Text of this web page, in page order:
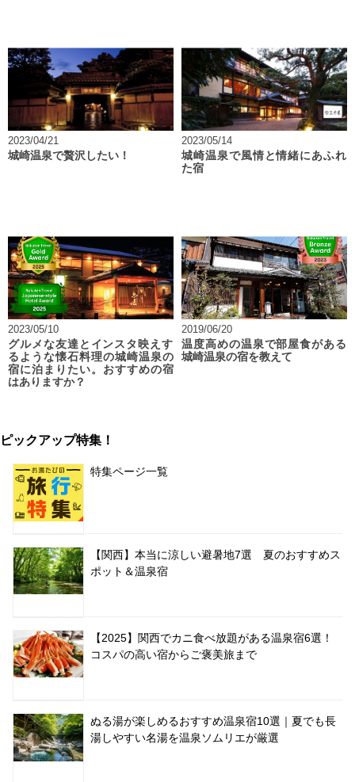
2023/04/21
城崎温泉で贅沢したい！
2023/05/14
城崎温泉で風情と情緒にあふれ
た宿
2023/05/10
グルメな友達とインスタ映えす
るような懐石料理の城崎温泉の
宿に泊まりたい。おすすめの宿
はありますか？
2019/06/20
温度高めの温泉で部屋食がある
城崎温泉の宿を教えて
ピックアップ特集！
特集ページ一覧
【関西】本当に涼しい避暑地7選 夏のおすすめス
ポット＆温泉宿
【2025】関西でカニ食べ放題がある温泉宿6選！
コスパの高い宿からご褒美旅まで
ぬる湯が楽しめるおすすめ温泉宿10選｜夏でも長
湯しやすい名湯を温泉ソムリエが厳選